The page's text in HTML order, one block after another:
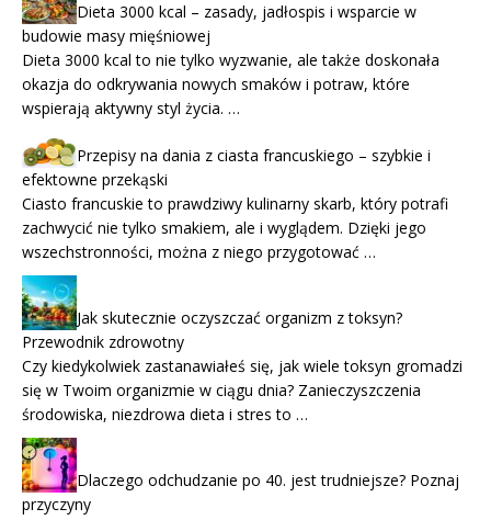
Dieta 3000 kcal – zasady, jadłospis i wsparcie w
budowie masy mięśniowej
Dieta 3000 kcal to nie tylko wyzwanie, ale także doskonała
okazja do odkrywania nowych smaków i potraw, które
wspierają aktywny styl życia. …
Przepisy na dania z ciasta francuskiego – szybkie i
efektowne przekąski
Ciasto francuskie to prawdziwy kulinarny skarb, który potrafi
zachwycić nie tylko smakiem, ale i wyglądem. Dzięki jego
wszechstronności, można z niego przygotować …
Jak skutecznie oczyszczać organizm z toksyn?
Przewodnik zdrowotny
Czy kiedykolwiek zastanawiałeś się, jak wiele toksyn gromadzi
się w Twoim organizmie w ciągu dnia? Zanieczyszczenia
środowiska, niezdrowa dieta i stres to …
Dlaczego odchudzanie po 40. jest trudniejsze? Poznaj
przyczyny